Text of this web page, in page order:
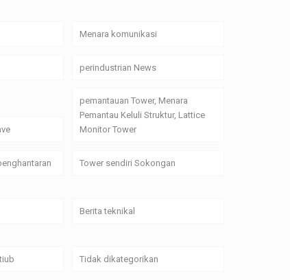
Menara komunikasi
perindustrian News
pemantauan Tower, Menara
Pemantau Keluli Struktur, Lattice
Monitor Tower
Tower sendiri Sokongan
Berita teknikal
Tidak dikategorikan